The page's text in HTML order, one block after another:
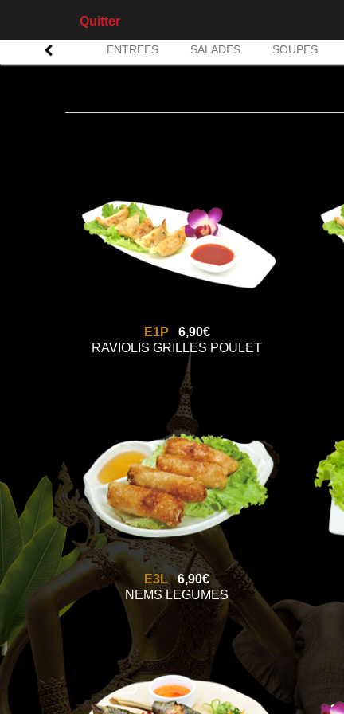
Quitter
ENTREES SALADES SOUPES
E1P 6,90€
RAVIOLIS GRILLES POULET
E3L6,90€
NEMS LEGUMES